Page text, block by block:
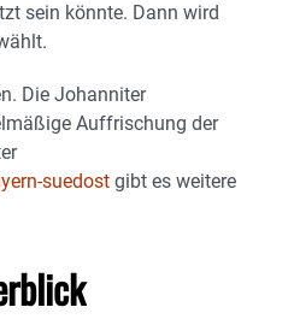
sein könnte. Dann wird
Die Johanniter
Auffrischung der
suedost gibt es weitere